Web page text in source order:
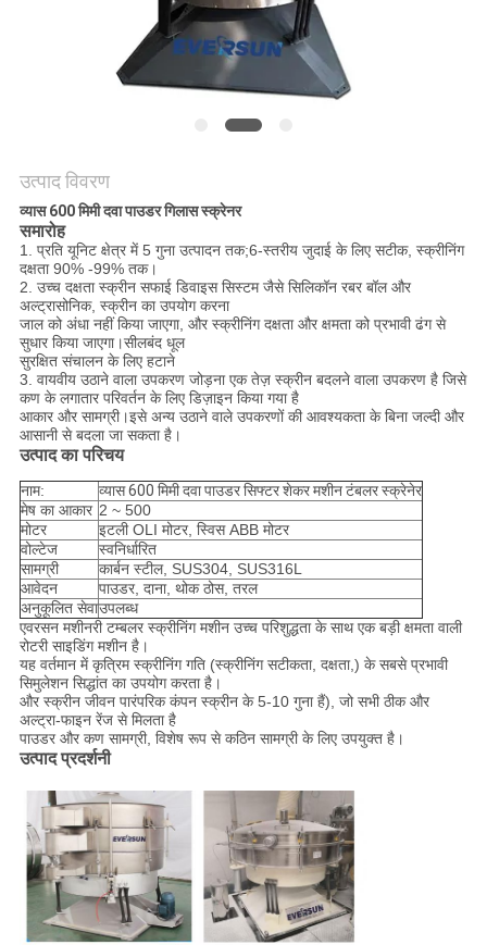
गोपनीयता
नीति
उत्पाद विवरण
व्यास 600 मिमी दवा पाउडर गिलास स्क्रेनर
समारोह
1. प्रति यूनिट क्षेत्र में 5 गुना उत्पादन तक;6-स्तरीय जुदाई के लिए सटीक, स्क्रीनिंग
दक्षता 90% -99% तक।
2. उच्च दक्षता स्क्रीन सफाई डिवाइस सिस्टम जैसे सिलिकॉन रबर बॉल और
अल्ट्रासोनिक, स्क्रीन का उपयोग करना
जाल को अंधा नहीं किया जाएगा, और स्क्रीनिंग दक्षता और क्षमता को प्रभावी ढंग से
सुधार किया जाएगा।सीलबंद धूल
सुरक्षित संचालन के लिए हटाने
3. वायवीय उठाने वाला उपकरण जोड़ना एक तेज़ स्क्रीन बदलने वाला उपकरण है जिसे
कण के लगातार परिवर्तन के लिए डिज़ाइन किया गया है
आकार और सामग्री।इसे अन्य उठाने वाले उपकरणों की आवश्यकता के बिना जल्दी और
आसानी से बदला जा सकता है।
उत्पाद का परिचय
नाम:
व्यास 600 मिमी दवा पाउडर सिफ्टर शेकर मशीन टंबलर स्क्रेनेर
मेष का आकार 2 ~ 500
मोटर
इटली OLI मोटर, स्विस ABB मोटर
वोल्टेज
स्वनिर्धारित
सामग्री
कार्बन स्टील, SUS304, SUS316L
आवेदन
पाउडर, दाना, थोक ठोस, तरल
अनुकूलित सेवाउपलब्ध
एवरसन मशीनरी टम्बलर स्क्रीनिंग मशीन उच्च परिशुद्धता के साथ एक बड़ी क्षमता वाली
रोटरी साइडिंग मशीन है।
यह वर्तमान में कृत्रिम स्क्रीनिंग गति (स्क्रीनिंग सटीकता, दक्षता,) के सबसे प्रभावी
सिमुलेशन सिद्धांत का उपयोग करता है।
और स्क्रीन जीवन पारंपरिक कंपन स्क्रीन के 5-10 गुना हैं), जो सभी ठीक और
अल्ट्रा-फाइन रेंज से मिलता है
पाउडर और कण सामग्री, विशेष रूप से कठिन सामग्री के लिए उपयुक्त है।
उत्पाद प्रदर्शनी